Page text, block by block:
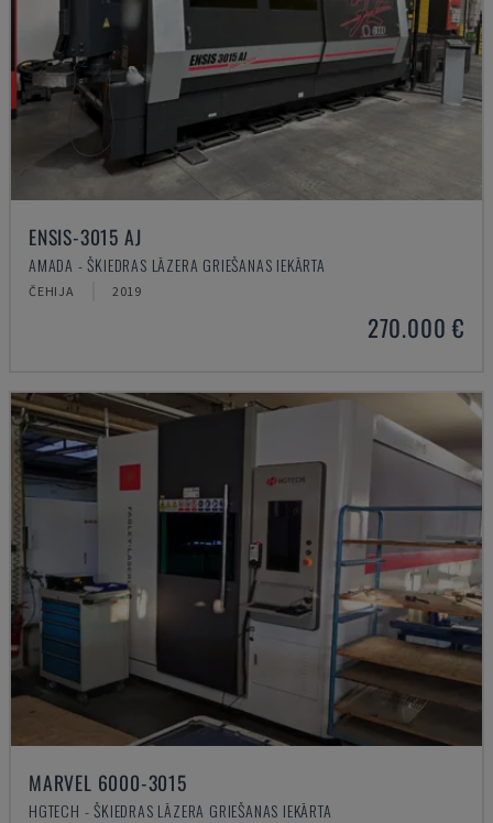
ENSIS-3015 AJ
AMADA - ŠĶIEDRAS LĀZERA GRIEŠANAS IEKĀRTA
ČEHIJA 2019
270.000 €
MARVEL 6000-3015
HGTECH - ŠĶIEDRAS LĀZERA GRIEŠANAS IEKĀRTA